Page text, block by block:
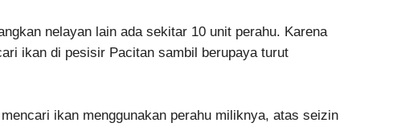
nelayan lain ada sekitar 10 unit perahu. Karena
ikan di pesisir Pacitan sambil berupaya turut
ikan menggunakan perahu miliknya, atas seizin